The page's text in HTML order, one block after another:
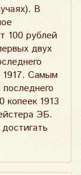
В
100 рублей
двух
1917. Самым
копеек 1913
ЭБ.